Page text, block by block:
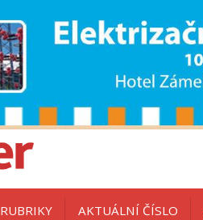
RUBRIKY AKTUÁLNÍ ČÍSLO